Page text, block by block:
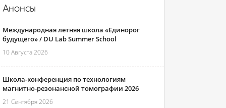
Анонсы
Международная летняя школа «Единорог
будущего» / DU Lab Summer School
10 Августа 2026
Школа-конференция по технологиям
магнитно-резонансной томографии 2026
21 Сентября 2026